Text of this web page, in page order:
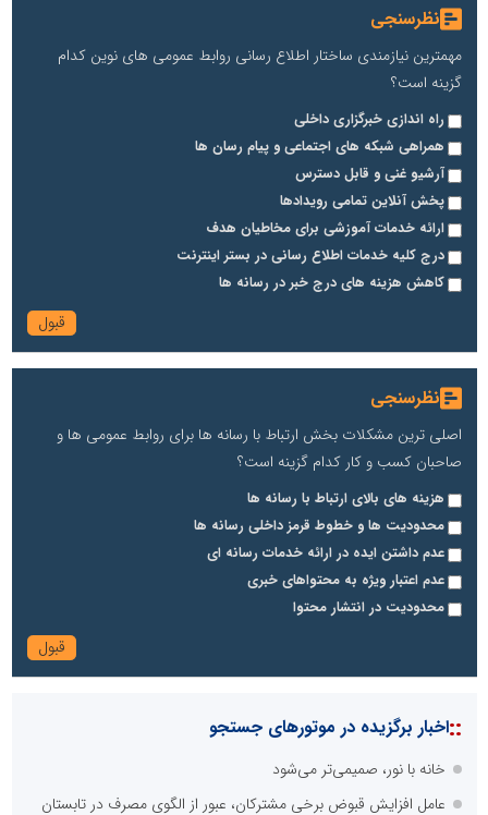
نظرسنجی
مهمترین نیازمندی ساختار اطلاع رسانی روابط عمومی های نوین کدام
گزینه است؟
راه اندازی خبرگزاری داخلی
همراهی شبکه های اجتماعی و پیام رسان ها
آرشیو غنی و قابل دسترس
پخش آنلاین تمامی رویدادها
ارائه خدمات آموزشی برای مخاطیان هدف
درج کلیه خدمات اطلاع رسانی در بستر اینترنت
کاهش هزینه های درج خبر در رسانه ها
نظرسنجی
اصلی ترین مشکلات بخش ارتباط با رسانه ها برای روابط عمومی ها و
صاحبان کسب و کار کدام گزینه است؟
هزینه های بالای ارتباط با رسانه ها
محدودیت ها و خطوط قرمز داخلی رسانه ها
عدم داشتن ایده در ارائه خدمات رسانه ای
عدم اعتبار ویژه به محتواهای خبری
محدودیت در انتشار محتوا
::اخبار برگزیده در موتورهای جستجو
خانه با نور، صمیمی‌تر می‌شود
عامل افزایش قبوض برخی مشترکان، عبور از الگوی مصرف در تابستان